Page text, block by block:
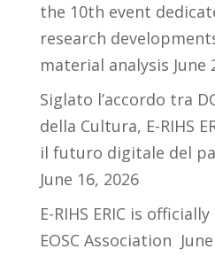
the 10th event
research
material analysis June
Siglato l’accordo tra
della Cultura, E-RIHS
il futuro digitale del
June 16, 2026
E-RIHS ERIC is
EOSC Association